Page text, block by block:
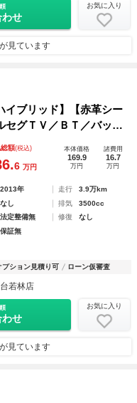
わせ
お気に入り
が見ています
ブリッド】【赤革シー
グＴＶ／ＢＴ／バック
軽減／車線逸脱】【電
ラー／ステアヒーター】
ェード】
額(税込)
6 万円
本体価格
169.9
万円
諸費用
16.7
万円
2013年 走行
3.9万km
なし 排気
3500cc
法定整備無 修復
なし
保証無
プション見積り可 ローン仮審査
若林店
わせ
お気に入り
が見ています